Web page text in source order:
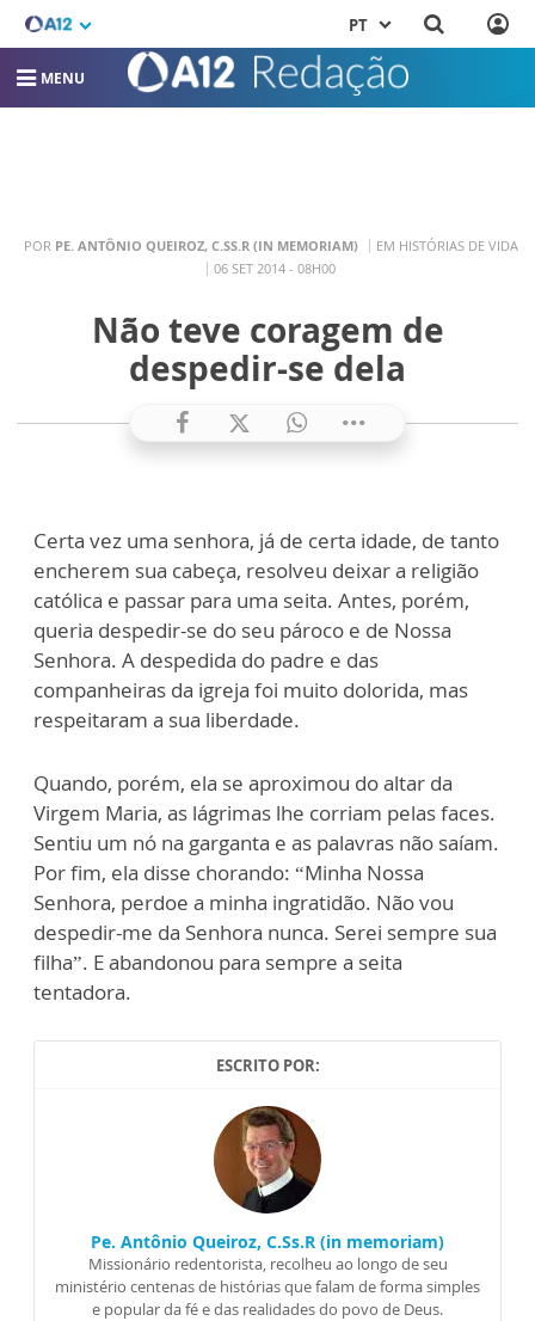
PT
MENU
POR PE. ANTÔNIO QUEIROZ, C.SS.R (IN MEMORIAM)
EM HISTÓRIAS DE VIDA
06 SET 2014 - 08H00
Não teve coragem de
despedir-se dela
Certa vez uma senhora, já de certa idade, de tanto
encherem sua cabeça, resolveu deixar a religião
católica e passar para uma seita. Antes, porém,
queria despedir-se do seu pároco e de Nossa
Senhora. A despedida do padre e das
companheiras da igreja foi muito dolorida, mas
respeitaram a sua liberdade.
Quando, porém, ela se aproximou do altar da
Virgem Maria, as lágrimas lhe corriam pelas faces.
Sentiu um nó na garganta e as palavras não saíam.
Por fim, ela disse chorando: “Minha Nossa
Senhora, perdoe a minha ingratidão. Não vou
despedir-me da Senhora nunca. Serei sempre sua
filha”. E abandonou para sempre a seita
tentadora.
ESCRITO POR:
Pe. Antônio Queiroz, C.Ss.R (in memoriam)
Missionário redentorista, recolheu ao longo de seu
ministério centenas de histórias que falam de forma simples
e popular da fé e das realidades do povo de Deus.